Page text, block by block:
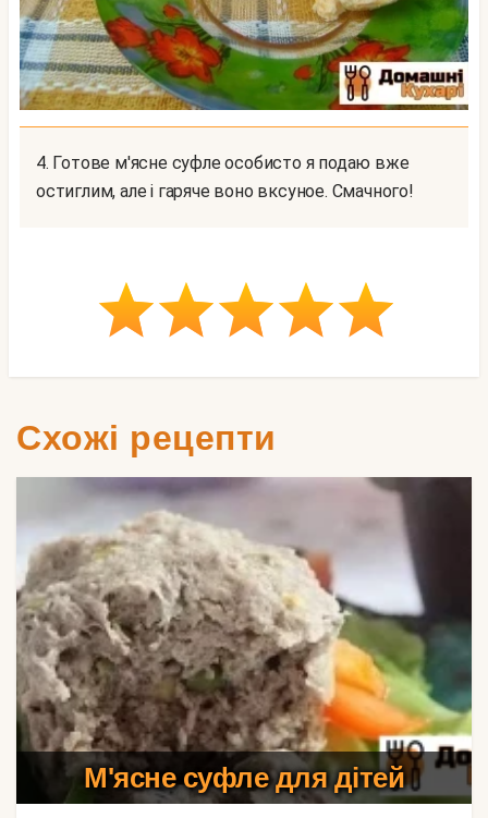
4. Готове м'ясне суфле особисто я подаю вже
остиглим, але і гаряче воно вксуное. Смачного!
Схожі рецепти
М'ясне суфле для дітей